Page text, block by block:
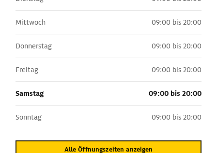
Mittwoch 09:00 bis 20:00
Donnerstag 09:00 bis 20:00
Freitag 09:00 bis 20:00
Samstag 09:00 bis 20:00
Sonntag 09:00 bis 20:00
Alle Öffnungszeiten anzeigen